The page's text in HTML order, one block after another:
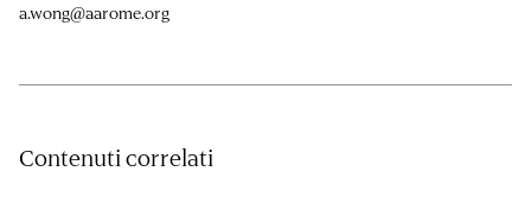
a.wong@aarome.org
Contenuti correlati